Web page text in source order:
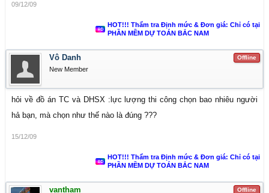
09/12/09
HOT!!! Thẩm tra Định mức & Đơn giá: Chỉ có tại
PHẦN MỀM DỰ TOÁN BẮC NAM
Offline
Vô Danh
New Member
hỏi về đồ án TC và DHSX :lực lượng thi công chọn bao nhiêu người
hả bạn, mà chọn như thế nào là đúng ???
15/12/09
HOT!!! Thẩm tra Định mức & Đơn giá: Chỉ có tại
PHẦN MỀM DỰ TOÁN BẮC NAM
Offline
vantham